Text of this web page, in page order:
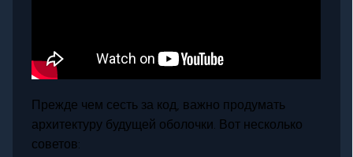
Прежде чем сесть за код, важно продумать
архитектуру будущей оболочки. Вот несколько
советов: